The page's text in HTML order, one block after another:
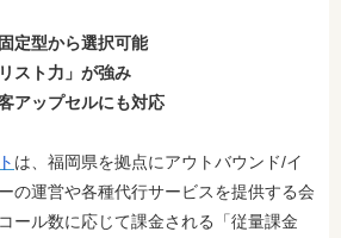
定型から選択可能
スト力」が強み
アップセルにも対応
は、福岡県を拠点にアウトバウンド/イ
の運営や各種代行サービスを提供する会
ール数に応じて課金される「従量課金